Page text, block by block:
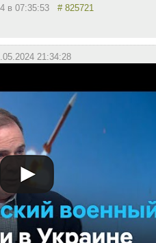
в 07:35:53 # 825721
21:34:28